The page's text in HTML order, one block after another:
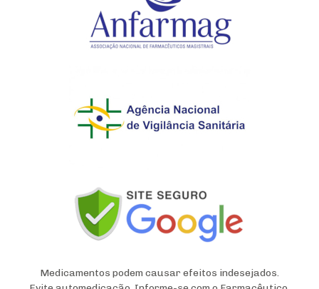
Medicamentos podem causar efeitos indesejados.